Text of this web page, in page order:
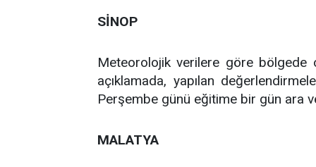
SİNOP
Meteorolojik verilere göre bölgede
açıklamada, yapılan
Perşembe günü eğitime bir gün ara
MALATYA